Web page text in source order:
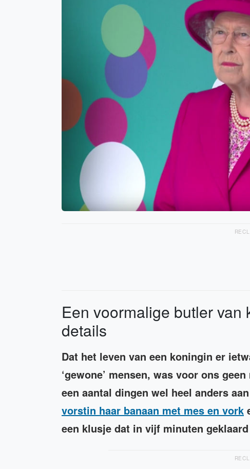
Een voormalige butler
details
Dat het leven van een koningin er
‘gewone’ mensen, was voor ons
een aantal dingen wel heel anders
vorstin haar banaan met mes en vork
een klusje dat in vijf minuten